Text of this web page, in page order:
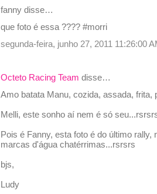
fanny disse…
que foto é essa ???? #morri
segunda-feira, junho 27, 2011 11:26:00
Octeto Racing Team disse…
Amo batata Manu, cozida, assada,
Melli, este sonho aí nem é só
Pois é Fanny, esta foto é do último
marcas d'água chatérrimas...rsrsrs
bjs,
Ludy